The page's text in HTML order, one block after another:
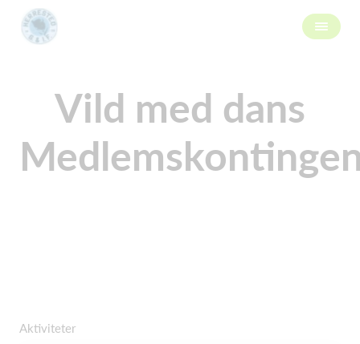
Vild med dans
Aktiviteter